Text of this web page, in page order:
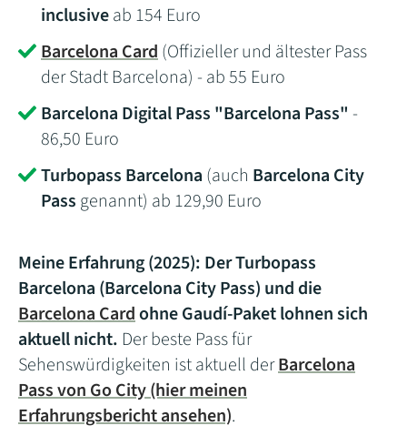
inclusiveab 154 Euro
Barcelona Card(Offizieller und ältester Pass
der Stadt Barcelona) - ab 55 Euro
Barcelona Digital Pass "Barcelona Pass" -
86,50 Euro
Turbopass Barcelona (auch Barcelona City
Pass genannt) ab 129,90 Euro
Meine Erfahrung (2025): Der Turbopass
Barcelona (Barcelona City Pass) und die
Barcelona Cardohne Gaudí-Paket lohnen sich
aktuell nicht. Der beste Pass für
Sehenswürdigkeiten ist aktuell derBarcelona
Pass von Go City (hier meinen
Erfahrungsbericht ansehen).